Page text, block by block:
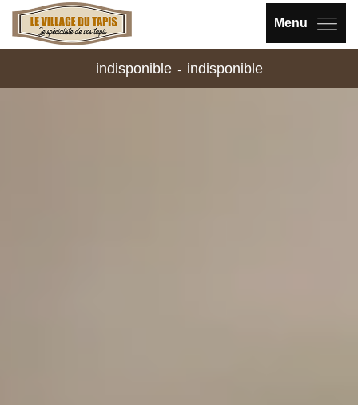
Menu
indisponible - indisponible